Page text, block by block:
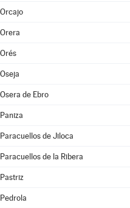
Orcajo
Orera
Orés
Oseja
Osera de Ebro
Paniza
Paracuellos de Jiloca
Paracuellos de la Ribera
Pastriz
Pedrola